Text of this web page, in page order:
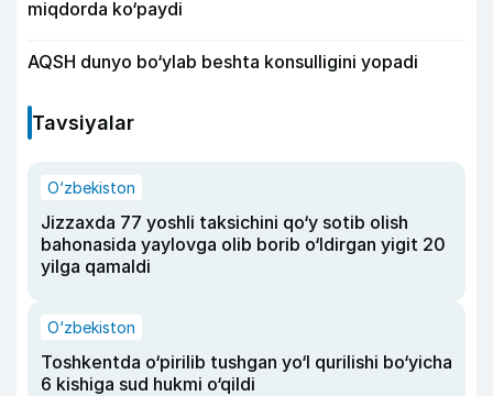
miqdorda ko‘paydi
AQSH dunyo bo‘ylab beshta konsulligini yopadi
Tavsiyalar
O‘zbekiston
Jizzaxda 77 yoshli taksichini qo‘y sotib olish
bahonasida yaylovga olib borib o‘ldirgan yigit 20
yilga qamaldi
O‘zbekiston
Toshkentda o‘pirilib tushgan yo‘l qurilishi bo‘yicha
6 kishiga sud hukmi o‘qildi